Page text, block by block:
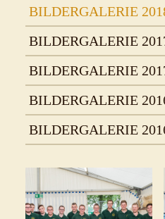
BILDERGALERIE
BILDERGALERIE
BILDERGALERIE
BILDERGALERIE
BILDERGALERIE